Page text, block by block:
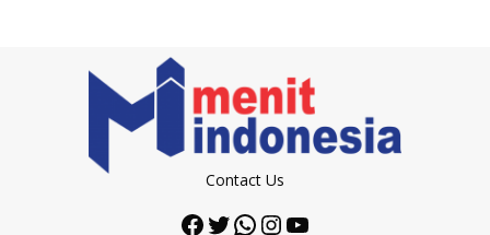
Contact Us
Facebook
Twitter
WhatsApp
Instagram
YouTube